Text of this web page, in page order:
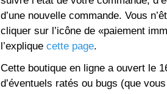
d’une nouvelle commande. Vous
cliquer sur l’icône de «paiement
l’explique cette page.
Cette boutique en ligne a ouvert le
d’éventuels ratés ou bugs (que